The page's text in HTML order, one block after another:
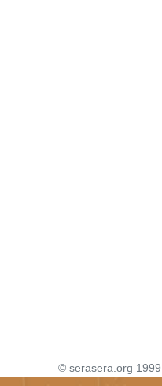
© serasera.org